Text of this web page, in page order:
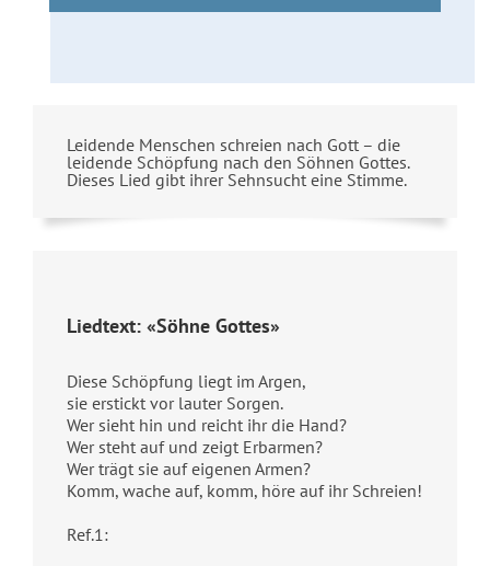
Leidende Menschen schreien nach Gott – die
leidende Schöpfung nach den Söhnen Gottes.
Dieses Lied gibt ihrer Sehnsucht eine Stimme.
Liedtext: «Söhne Gottes»
Diese Schöpfung liegt im Argen,
sie erstickt vor lauter Sorgen.
Wer sieht hin und reicht ihr die Hand?
Wer steht auf und zeigt Erbarmen?
Wer trägt sie auf eigenen Armen?
Komm, wache auf, komm, höre auf ihr Schreien!
Ref.1: